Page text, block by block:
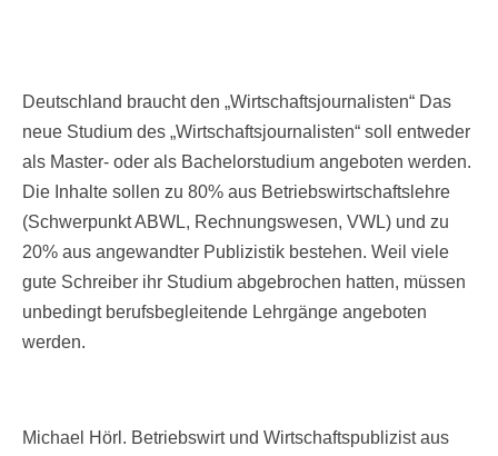
Deutschland braucht den „Wirtschaftsjournalisten“ Das
neue Studium des „Wirtschaftsjournalisten“ soll entweder
als Master- oder als Bachelorstudium angeboten werden.
Die Inhalte sollen zu 80% aus Betriebswirtschaftslehre
(Schwerpunkt ABWL, Rechnungswesen, VWL) und zu
20% aus angewandter Publizistik bestehen. Weil viele
gute Schreiber ihr Studium abgebrochen hatten, müssen
unbedingt berufsbegleitende Lehrgänge angeboten
werden.
Michael Hörl. Betriebswirt und Wirtschaftspublizist aus